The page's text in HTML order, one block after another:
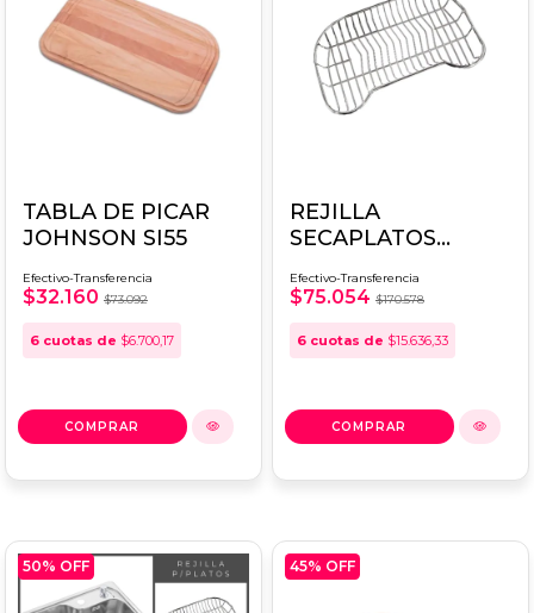
TABLA DE PICAR
JOHNSON SI55
Efectivo-Transferencia
$32.160 $73.092
6 cuotas de $6.700,17
REJILLA
SECAPLATOS
Efectivo-Transferencia
$75.054 $170.578
6 cuotas de $15.636,33
50% OFF 45% OFF